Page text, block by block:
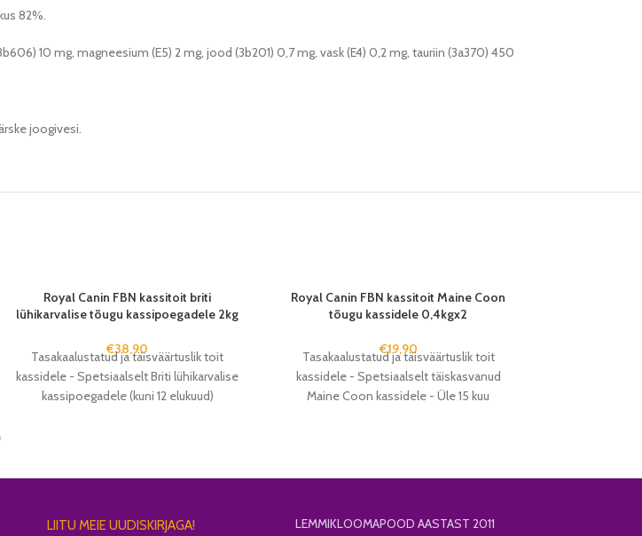
82%.
10 mg, magneesium (E5) 2 mg, jood (3b201) 0,7 mg, vask (E4) 0,2 mg, tauriin (3a370) 450
joogivesi.
Royal Canin FBN kassitoit briti
lühikarvalise tõugu kassipoegadele 2kg
€38,90
Tasakaalustatud ja täisväärtuslik toit
kassidele - Spetsiaalselt Briti lühikarvalise
kassipoegadele (kuni 12 elukuud)
Royal Canin FBN kassitoit Maine Coon
tõugu kassidele 0,4kgx2
€19,90
Tasakaalustatud ja täisväärtuslik toit
kassidele - Spetsiaalselt täiskasvanud
Maine Coon kassidele - Üle 15 kuu
LIITU MEIE UUDISKIRJAGA! LEMMIKLOOMAPOOD AASTAST 2011